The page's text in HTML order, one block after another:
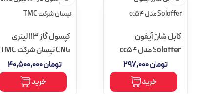
کابل شارژ آیفون
Soloffer مدل cc54
تومان۲۹۷,۰۰۰
خرید
کپسول گاز 113 لیتری
CNG نیسان شرکت TMC
تومان۴۰,۵۰۰,۰۰۰
خرید